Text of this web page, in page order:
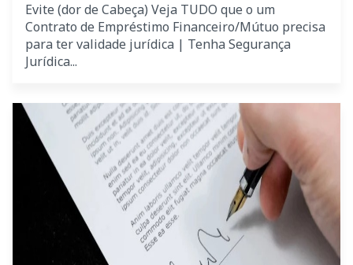
Evite (dor de Cabeça) Veja TUDO que o um
Contrato de Empréstimo Financeiro/Mútuo precisa
para ter validade jurídica | Tenha Segurança
Jurídica...